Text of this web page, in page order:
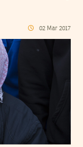
02 Mar 2017